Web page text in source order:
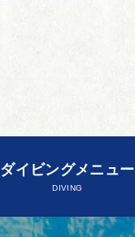
ダイビングメニュー
DIVING